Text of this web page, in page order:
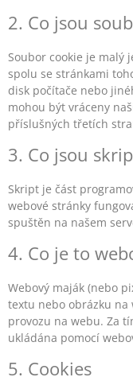
2. Co jsou
Soubor cookie je malý
spolu se stránkami
disk počítače nebo
mohou být vráceny
příslušných třetích
3. Co jsou
Skript je část
webové stránky
spuštěn na našem
4. Co je to
Webový maják (nebo
textu nebo obrázku na
provozu na webu. Za
ukládána pomocí
5. Cookies